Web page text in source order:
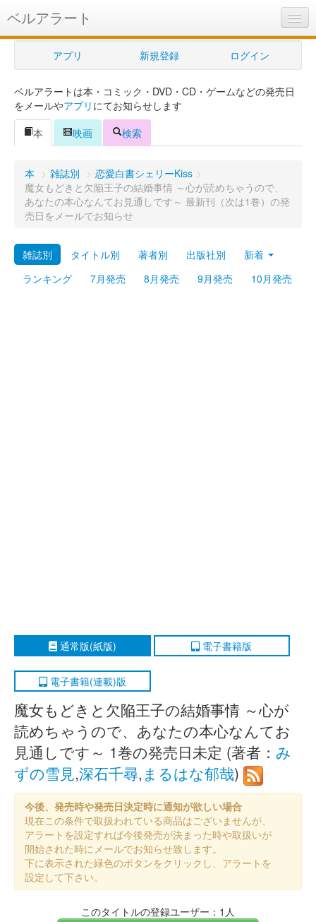
ベルアラート
ベルアラートとは
ヘルプ
新規登録
ログイン
購入管理
Myシェルフ
プレミアム
アプリ 新規登録 ログイン
ベルアラートは本・コミック・DVD・CD・ゲームなどの発売日
をメールやアプリ にてお知らせします
本
映画 検索
本 > 雑誌別 > 恋愛白書シェリーKiss >
魔女もどきと欠陥王子の結婚事情 ～心が読めちゃうので、
あなたの本心なんてお見通しです～ 最新刊（次は1巻）の発
売日をメールでお知らせ
雑誌別 タイトル別 著者別 出版社別
新着
ランキング
7月発売 8月発売 9月発売 10月発売
通常版(紙版) 電子書籍版
電子書籍(連載)版
魔女もどきと欠陥王子の結婚事情 ～心が
読めちゃうので、あなたの本心なんてお
見通しです～ 1巻の発売日未定 (著者： み
ずの雪見,深石千尋, まるはな郁哉)
今後、発売時や発売日決定時に通知が欲しい場合
現在この条件で取扱われている商品はございませんが、
アラートを設定すれば今後発売が決まった時や取扱いが
開始された時にメールでお知らせ致します。
下に表示された緑色のボタンをクリックし、アラートを
設定して下さい。
このタイトルの登録ユーザー：1人